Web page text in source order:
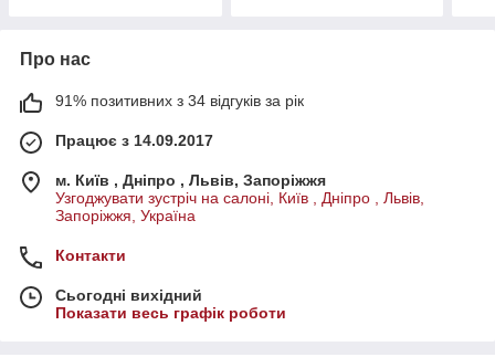
Про нас
91% позитивних з 34 відгуків за рік
Працює з 14.09.2017
м. Київ , Дніпро , Львів, Запоріжжя
Узгоджувати зустріч на салоні, Київ , Дніпро , Львів,
Запоріжжя, Україна
Контакти
Сьогодні вихідний
Показати весь графік роботи